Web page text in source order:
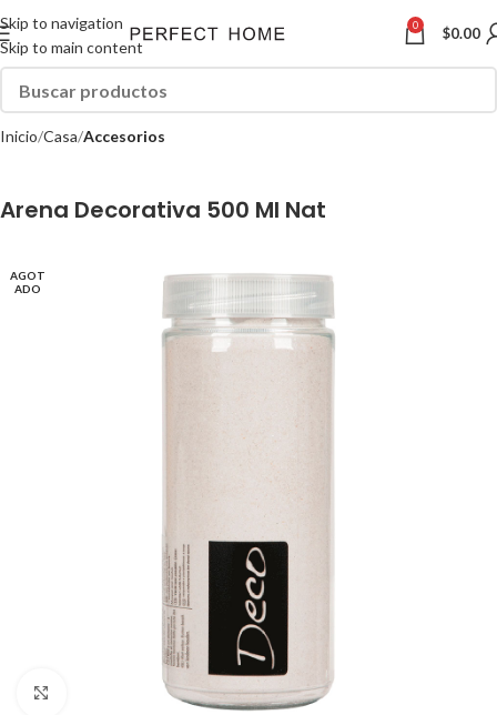
Skip to navigation
Skip to main content
0 $0.00
Inicio Casa Accesorios
Arena Decorativa 500 Ml Nat
AGOT
ADO
Click to enlarge